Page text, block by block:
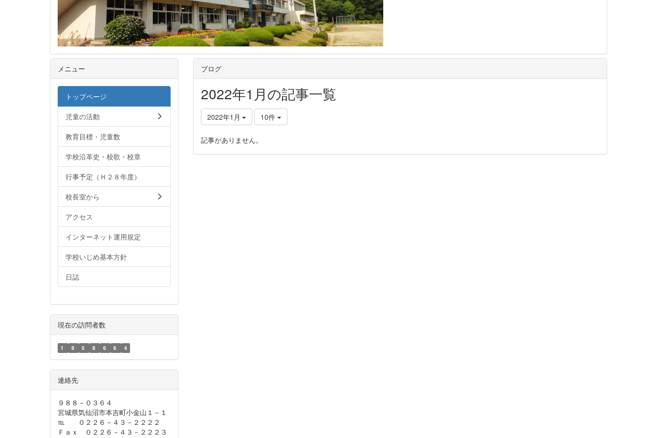
ブログ
2022年1月の記事一覧
2022年1月 10件
記事がありません。
メニュー
トップページ
児童の活動
教育目標・児童数
学校沿革史・校歌・校章
行事予定（Ｈ２８年度）
校長室から
アクセス
インターネット運用規定
学校いじめ基本方針
日誌
現在の訪問者数
1 9 5 8 6 6 4
連絡先
９８８－０３６４
宮城県気仙沼市本吉町小金山１－１
℡ ０２２６－４３－２２２２
Ｆａｘ ０２２６－４３－２２２３